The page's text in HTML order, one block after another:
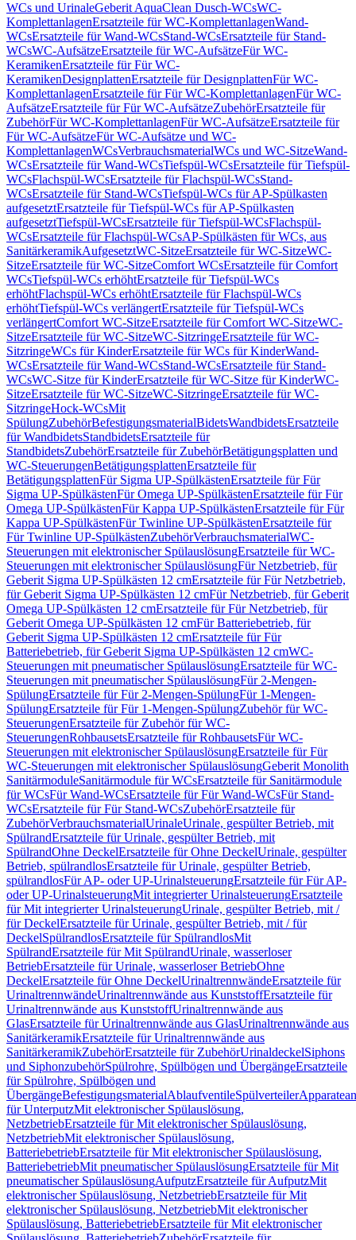
WCs und UrinaleGeberit AquaClean Dusch-WCsWC-
KomplettanlagenErsatzteile für WC-KomplettanlagenWand-
WCsErsatzteile für Wand-WCsStand-WCsErsatzteile für Stand-
WCsWC-AufsätzeErsatzteile für WC-AufsätzeFür WC-
KeramikenErsatzteile für Für WC-
KeramikenDesignplattenErsatzteile für DesignplattenFür WC-
KomplettanlagenErsatzteile für Für WC-KomplettanlagenFür WC-
AufsätzeErsatzteile für Für WC-AufsätzeZubehörErsatzteile für
ZubehörFür WC-KomplettanlagenFür WC-AufsätzeErsatzteile für
Für WC-AufsätzeFür WC-Aufsätze und WC-
KomplettanlagenWCsVerbrauchsmaterialWCs und WC-SitzeWand-
WCsErsatzteile für Wand-WCsTiefspül-WCsErsatzteile für Tiefspül-
WCsFlachspül-WCsErsatzteile für Flachspül-WCsStand-
WCsErsatzteile für Stand-WCsTiefspül-WCs für AP-Spülkasten
aufgesetztErsatzteile für Tiefspül-WCs für AP-Spülkasten
aufgesetztTiefspül-WCsErsatzteile für Tiefspül-WCsFlachspül-
WCsErsatzteile für Flachspül-WCsAP-Spülkästen für WCs, aus
SanitärkeramikAufgesetztWC-SitzeErsatzteile für WC-SitzeWC-
SitzeErsatzteile für WC-SitzeComfort WCsErsatzteile für Comfort
WCsTiefspül-WCs erhöhtErsatzteile für Tiefspül-WCs
erhöhtFlachspül-WCs erhöhtErsatzteile für Flachspül-WCs
erhöhtTiefspül-WCs verlängertErsatzteile für Tiefspül-WCs
verlängertComfort WC-SitzeErsatzteile für Comfort WC-SitzeWC-
SitzeErsatzteile für WC-SitzeWC-SitzringeErsatzteile für WC-
SitzringeWCs für KinderErsatzteile für WCs für KinderWand-
WCsErsatzteile für Wand-WCsStand-WCsErsatzteile für Stand-
WCsWC-Sitze für KinderErsatzteile für WC-Sitze für KinderWC-
SitzeErsatzteile für WC-SitzeWC-SitzringeErsatzteile für WC-
SitzringeHock-WCsMit
SpülungZubehörBefestigungsmaterialBidetsWandbidetsErsatzteile
für WandbidetsStandbidetsErsatzteile für
StandbidetsZubehörErsatzteile für ZubehörBetätigungsplatten und
WC-SteuerungenBetätigungsplattenErsatzteile für
BetätigungsplattenFür Sigma UP-SpülkästenErsatzteile für Für
Sigma UP-SpülkästenFür Omega UP-SpülkästenErsatzteile für Für
Omega UP-SpülkästenFür Kappa UP-SpülkästenErsatzteile für Für
Kappa UP-SpülkästenFür Twinline UP-SpülkästenErsatzteile für
Für Twinline UP-SpülkästenZubehörVerbrauchsmaterialWC-
Steuerungen mit elektronischer SpülauslösungErsatzteile für WC-
Steuerungen mit elektronischer SpülauslösungFür Netzbetrieb, für
Geberit Sigma UP-Spülkästen 12 cmErsatzteile für Für Netzbetrieb,
für Geberit Sigma UP-Spülkästen 12 cmFür Netzbetrieb, für Geberit
Omega UP-Spülkästen 12 cmErsatzteile für Für Netzbetrieb, für
Geberit Omega UP-Spülkästen 12 cmFür Batteriebetrieb, für
Geberit Sigma UP-Spülkästen 12 cmErsatzteile für Für
Batteriebetrieb, für Geberit Sigma UP-Spülkästen 12 cmWC-
Steuerungen mit pneumatischer SpülauslösungErsatzteile für WC-
Steuerungen mit pneumatischer SpülauslösungFür 2-Mengen-
SpülungErsatzteile für Für 2-Mengen-SpülungFür 1-Mengen-
SpülungErsatzteile für Für 1-Mengen-SpülungZubehör für WC-
SteuerungenErsatzteile für Zubehör für WC-
SteuerungenRohbausetsErsatzteile für RohbausetsFür WC-
Steuerungen mit elektronischer SpülauslösungErsatzteile für Für
WC-Steuerungen mit elektronischer SpülauslösungGeberit Monolith
SanitärmoduleSanitärmodule für WCsErsatzteile für Sanitärmodule
für WCsFür Wand-WCsErsatzteile für Für Wand-WCsFür Stand-
WCsErsatzteile für Für Stand-WCsZubehörErsatzteile für
ZubehörVerbrauchsmaterialUrinaleUrinale, gespülter Betrieb, mit
SpülrandErsatzteile für Urinale, gespülter Betrieb, mit
SpülrandOhne DeckelErsatzteile für Ohne DeckelUrinale, gespülter
Betrieb, spülrandlosErsatzteile für Urinale, gespülter Betrieb,
spülrandlosFür AP- oder UP-UrinalsteuerungErsatzteile für Für AP-
oder UP-UrinalsteuerungMit integrierter UrinalsteuerungErsatzteile
für Mit integrierter UrinalsteuerungUrinale, gespülter Betrieb, mit /
für DeckelErsatzteile für Urinale, gespülter Betrieb, mit / für
DeckelSpülrandlosErsatzteile für SpülrandlosMit
SpülrandErsatzteile für Mit SpülrandUrinale, wasserloser
BetriebErsatzteile für Urinale, wasserloser BetriebOhne
DeckelErsatzteile für Ohne DeckelUrinaltrennwändeErsatzteile für
UrinaltrennwändeUrinaltrennwände aus KunststoffErsatzteile für
Urinaltrennwände aus KunststoffUrinaltrennwände aus
GlasErsatzteile für Urinaltrennwände aus GlasUrinaltrennwände aus
SanitärkeramikErsatzteile für Urinaltrennwände aus
SanitärkeramikZubehörErsatzteile für ZubehörUrinaldeckelSiphons
und SiphonzubehörSpülrohre, Spülbögen und ÜbergängeErsatzteile
für Spülrohre, Spülbögen und
ÜbergängeBefestigungsmaterialAblaufventileSpülverteiler
für UnterputzMit elektronischer Spülauslösung,
NetzbetriebErsatzteile für Mit elektronischer Spülauslösung,
NetzbetriebMit elektronischer Spülauslösung,
BatteriebetriebErsatzteile für Mit elektronischer Spülauslösung,
BatteriebetriebMit pneumatischer SpülauslösungErsatzteile für Mit
pneumatischer SpülauslösungAufputzErsatzteile für AufputzMit
elektronischer Spülauslösung, NetzbetriebErsatzteile für Mit
elektronischer Spülauslösung, NetzbetriebMit elektronischer
Spülauslösung, BatteriebetriebErsatzteile für Mit elektronischer